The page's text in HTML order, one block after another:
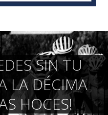
SIN TU
LA DÉCIMA
HOCES!